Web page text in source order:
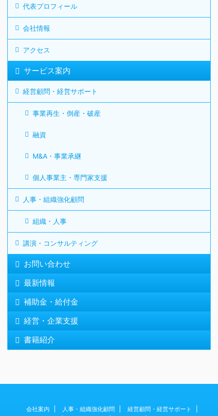
代表プロフィール
会社情報
アクセス
サービス案内
経営顧問・経営サポート
事業再生・倒産・破産
融資
M&A・事業承継
個人事業主・専門家支援
人事・組織強化顧問
組織・人事
講演・コンサルティング
お問い合わせ
最新情報
補助金・給付金
経営・企業支援
書籍紹介
会社案内 人事・組織強化顧問
経営顧問・経営サポート